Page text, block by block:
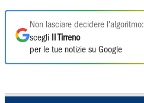
Non lasciare decidere l'algoritmo:
scegli
Il Tirreno
per le tue notizie su Google